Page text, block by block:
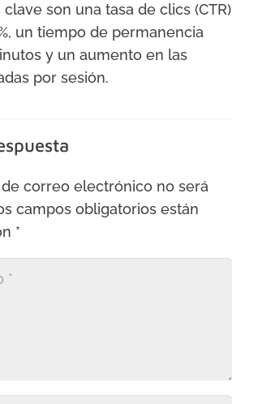
son una tasa de clics (CTR)
un tiempo de permanencia
y un aumento en las
por sesión.
correo electrónico no será
campos obligatorios están
*